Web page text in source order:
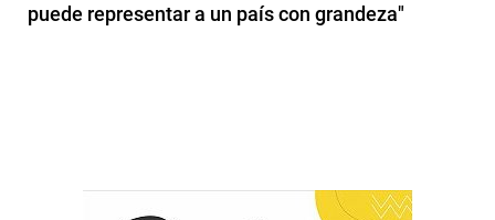
puede representar a un país con grandeza"